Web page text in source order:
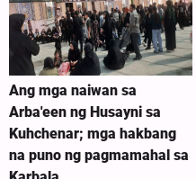
Ang mga naiwan sa
Arba'een ng Husayni sa
Kuhchenar; mga hakbang
na puno ng pagmamahal sa